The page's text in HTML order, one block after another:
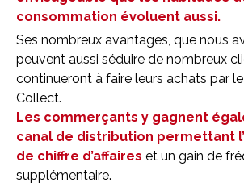
consommation évoluent aussi.
Ses nombreux avantages, que nous
peuvent aussi séduire de nombreux
continueront à faire leurs achats par
Collect.
Les commerçants y gagnent
canal de distribution permettant
de chiffre d’affaires et un gain de
supplémentaire.